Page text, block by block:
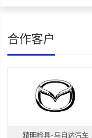
合作客户
精明检具-马自达汽车